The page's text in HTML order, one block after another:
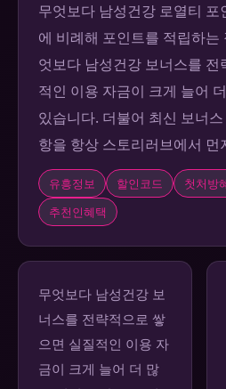
무엇보다 남성건강 로열티 포
에 비례해 포인트를 적립하는
엇보다 남성건강 보너스를 전
적인 이용 자금이 크게 늘어
있습니다. 더불어 최신 보너
항을 항상 스토리러브에서 먼
유흥정보 할인코드 첫처방
추천인혜택
무엇보다 남성건강 보
너스를 전략적으로 쌓
으면 실질적인 이용 자
금이 크게 늘어 더 많